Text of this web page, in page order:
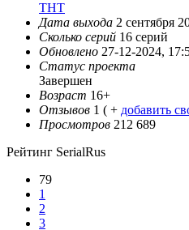
ТНТ
Дата выхода 2 сентября
Сколько серий 16 серий
Обновлено 27-12-2024,
Статус проекта
Завершен
Возраст 16+
Отзывов 1 ( + добавить
Просмотров 212 689
Рейтинг SerialRus
79
1
2
3